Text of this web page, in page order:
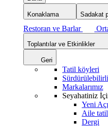
Konaklama Sadakat
Restoran ve Barlar
Toplantılar ve Etkinlikler
Geri
Tatil köyleri
Markalarımız
Seyahatiniz
Yeni
Aile
Dergi